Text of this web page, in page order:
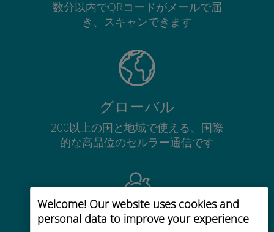
Welcome! Our website uses cookies and
personal data to improve your experience
数分以内でQRコードがメールで届
き、スキャンできます
グローバル
200以上の国と地域で使える、国際
的な高品位のセルラー通信です
コストパフォーマンス